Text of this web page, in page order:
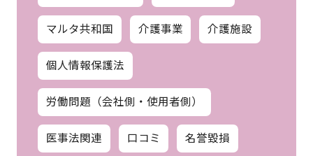
マルタ共和国 介護事業 介護施設
個人情報保護法
労働問題（会社側・使用者側）
医事法関連 口コミ 名誉毀損